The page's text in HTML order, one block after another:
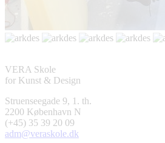
VERA Skole
for Kunst & Design
Struenseegade 9, 1. th.
2200 København N
(+45) 35 39 20 09
adm@veraskole.dk